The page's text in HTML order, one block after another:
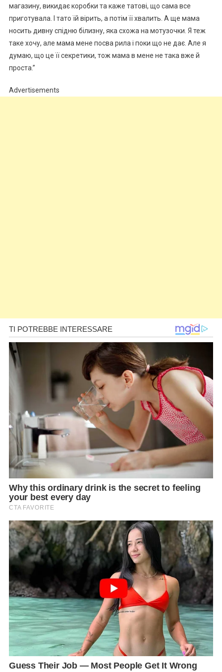
магазину, викидає коробки та каже татові, що сама все
приготувала. І тато їй вірить, а потім її хвалить. А ще мама
носить дивну спідню білизну, яка схожа на мотузочки. Я теж
таке хочу, але мама мене посва рила і поки що не дає. Але я
думаю, що це її секретики, тож мама в мене не така вже й
проста.”
Advertisements